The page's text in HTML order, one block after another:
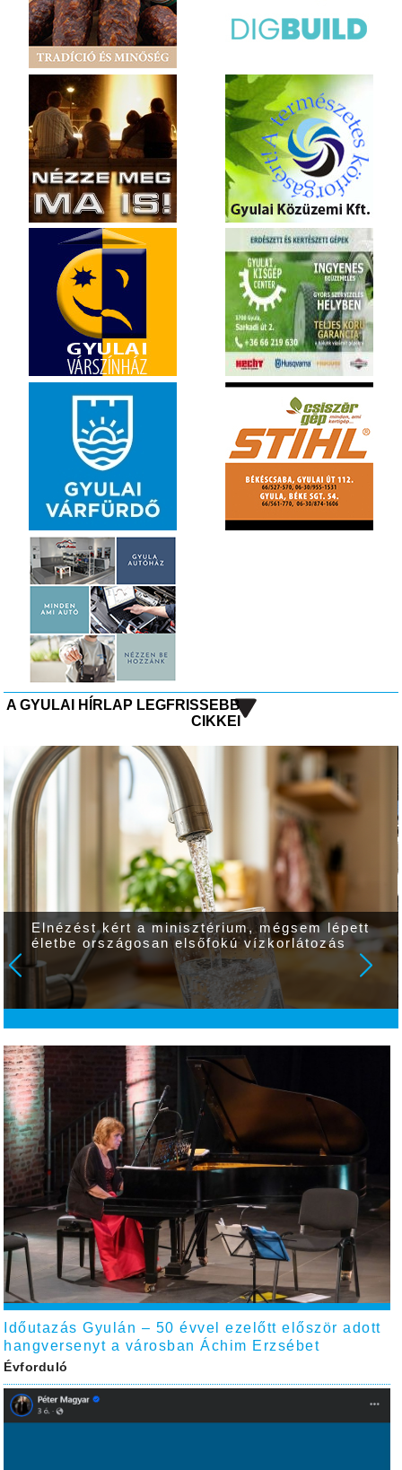
A GYULAI HÍRLAP LEGFRISSEBB
CIKKEI
Vitézy Dávid: lassítja a vonatokat, és
festéssel is védi a síneket a hőségtől a MÁV
Időutazás Gyulán – 50 évvel ezelőtt először adott
hangversenyt a városban Áchim Erzsébet
Évforduló